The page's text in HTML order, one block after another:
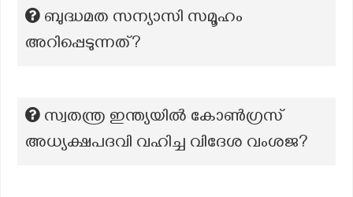
ബുദ്ധമത സന്യാസി സമൂഹം
അറിപ്പെടുന്നത്?
സ്വതന്ത്ര ഇന്ത്യയിൽ കോൺഗ്രസ്
അധ്യക്ഷപദവി വഹിച്ച വിദേശ വംശജ?